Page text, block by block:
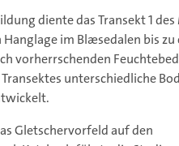
diente das Transekt 1 des
im Blæsedalen bis zu
vorherrschenden
unterschiedliche
Gletschervorfeld auf den